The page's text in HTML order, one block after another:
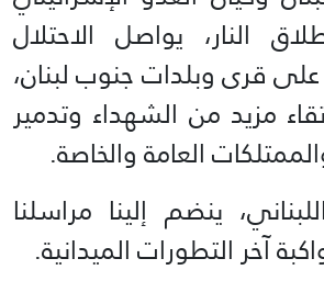
النار، يواصل الاحتلال
على قرى وبلدات جنوب لبنان،
مزيد من الشهداء وتدمير
العامة والخاصة.
ينضم إلينا مراسلنا
آخر التطورات الميدانية.